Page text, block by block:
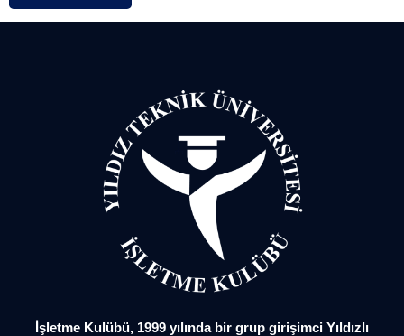
İşletme Kulübü, 1999 yılında bir grup girişimci Yıldızlı